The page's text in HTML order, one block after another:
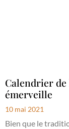
Calendrier de
émerveille
10 mai 2021
Bien que le